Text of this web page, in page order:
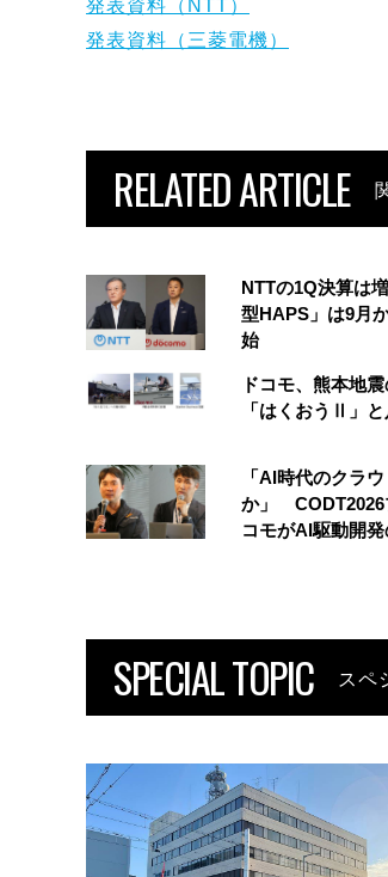
発表資料（NTT）
発表資料（三菱電機）
RELATED ARTICLE
NTTの1Q決算は
型HAPS」は9月
始
ドコモ、熊本地
「はくおうⅡ」
「AI時代のクラ
か」 CODT2026
コモがAI駆動開
SPECIAL TOPIC スペ